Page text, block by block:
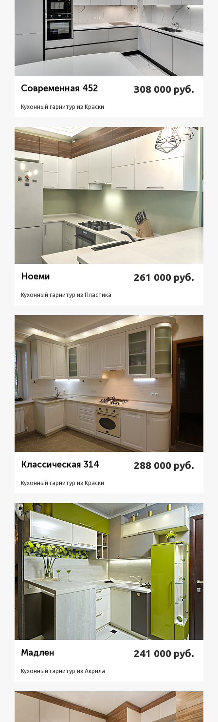
Современная 452 308 000 руб.
Кухонный гарнитур из Краски
Подробнее Узнать стоимость
Ноеми 261 000 руб.
Кухонный гарнитур из Пластикa
Узнать стоимость
Классическая 314 288 000 руб.
Кухонный гарнитур из Краски
Подробнее Узнать стоимость
Мадлен 241 000 руб.
Кухонный гарнитур из Акрилa
Подробнее Узнать стоимость